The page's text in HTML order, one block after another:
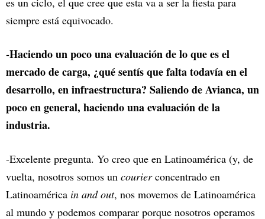
siempre está equivocado.
-Haciendo un poco una evaluación de lo que es el
mercado de carga, ¿qué sentís que falta todavía en el
desarrollo, en infraestructura? Saliendo de Avianca, un
poco en general, haciendo una evaluación de la
industria.
-Excelente pregunta. Yo creo que en Latinoamérica (y, de
vuelta, nosotros somos un courierconcentrado en
Latinoamérica in and out, nos movemos de Latinoamérica
al mundo y podemos comparar porque nosotros operamos